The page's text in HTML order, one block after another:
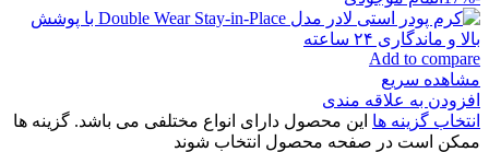
Add to compare
مشاهده سریع
افزودن به علاقه مندی
انتخاب گزینه ها این محصول دارای انواع مختلفی می باشد. گزینه ها
ممکن است در صفحه محصول انتخاب شوند